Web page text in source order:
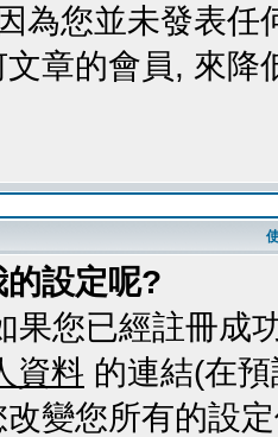
為您並未發表
章的會員, 來
設定呢?
果您已經註冊成
資料 的連結(在
變您所有的設